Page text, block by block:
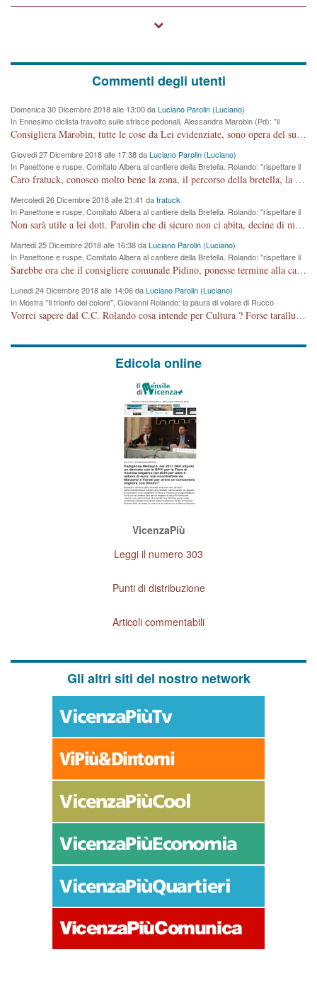
Commenti degli utenti
Domenica 30 Dicembre 2018 alle 13:00 daLuciano Parolin (Luciano)
In Ennesimo ciclista travolto sulle strisce pedonali, Alessandra Marobin (Pd): "il
Comune si svegli"
Consigliera Marobin, tutte le cose da Lei evidenziate, sono opera del suo ex Assessore e compagno di Partito Antonio Marco Dalla Pozza Assessore alla "progettazione" di piste ciclabili e altre porcherie. A lui manderei il conto da saldare per incidenti e danni alle persone. E' ora che "finiamola." Avete perso rassegnatevi. qui IL SINDACO RUCCO NON C'ENTRA PER NIENTE. CAPITO!!!!!!!! Amen.
Giovedi 27 Dicembre 2018 alle 17:38 daLuciano Parolin (Luciano)
In Panettone e ruspe, Comitato Albera al cantiere della Bretella. Rolando: "rispettare il
cronoprogramma"
Caro fratuck, conosco molto bene la zona, il percorso della bretella, la situazione dei cittadini, abito in Viale Trento. A partire dal 2003 ho partecipato al Comitato di Maddalene pro bretella, e a riunioni propositive per apportare modifiche al progetto. Numerose mie foto del territorio sono arrivate a Roma, altri miei interventi (non graditi dalla Sx) sono stati pubblicati dal GdV, assieme ad altri come Ciro Asproso, ora favorevole alla bretella. Ho partecipato alla raccolta firme per la chiusura della strada x 5 giorni eseguita dal Sindaco Hullwech per sforamento 180 Micro/g. Pertanto come impegno per la tematica sono apposto con la coscienza. Ora il Progetto è partito, fine! Voglio dire che la nuova Giunta "comunale" non c'entra più. L'opera sarà "malauguratamente" eseguita, ma non con il mio placet. Il Consigliere Comunale dovrebbe capire che la campagna elettorale è finita, con buona pace di tutti. Quello che invece dovrebbe interessare è la proprietà della strada, dall'uscita autostradale Ovest, sino alla Rotatoria dell'Albara, vi sono tre possessori: Autostrade SpA; La Provincia, il Comune. Come la mettiamo per il futuro ? I costi, da 50 sono saliti a 100 milioni di € come dire 20 milioni a KM (!) da non credere. Comunque si farà. Ma nessuno canti Vittoria, anzi meglio non farne un ulteriore fatto "partitico" per questioni elettorali o di seggio. Se mi manda la sua mail, sono disponibile ad inviare i documenti e le foto sopra descritte. Con ossequi, Luciano Parolin
Mercoledi 26 Dicembre 2018 alle 21:41 dafratuck
In Panettone e ruspe, Comitato Albera al cantiere della Bretella. Rolando: "rispettare il
cronoprogramma"
Non sarà utile a lei dott. Parolin che di sicuro non ci abita, decine di migliaia di TIR, automobili e padroncini che passano quotidianamente per una strada appena rotabile, non è più possibile stendere i panni, attraversare la strada senza rischiare la morte, le case stanno crepando, i tempi sono cambiati e la bretella non passerà assolutamente per maddalene (ma cosa sta a dire?!), dia invece responsabilità a chi ha costruito tagliando la strada che doveva invece terminare a isola vicentina e non al moracchino lasciando Motta di Costabissara ancora in panne di traffico. I tempi sono cambiati dottore e se l'anagrafe della vita stagna nell'essere umano impressioni conservatrici, la società non le considera perchè va avanti, si industrializza e ha bisogno di infrastrutture e di sviluppo. Ultima considerazione, se è geloso di Rolando perchè vede in lui solo campagne politiche mentre si difendono i SOLI diritti dei cittadini, la preghiamo faccia considerazioni più appropriate. Saluti e complimenti per i suoi scritti.
Martedi 25 Dicembre 2018 alle 16:38 daLuciano Parolin (Luciano)
In Panettone e ruspe, Comitato Albera al cantiere della Bretella. Rolando: "rispettare il
cronoprogramma"
Sarebbe ora che il consigliere comunale Pidino, ponesse termine alla campagna elettorale nel territorio del suo seggio Villaggio del Sole. La tiraca è iniziata, distruggerà 6 km di prateria ovest della città, ricca di fonti e sorgenti d'acqua. I cittadini di Maddalene non avranno più Pace la notte. Molta colpa per la costruzione di questa Strada è proprio del signor Rolando,dei suoi gazebo mobili e che vuol far passare questa opera VANDALICA come progetto "utile" a chi ? Non è cosa seria sig. Rolando!
Lunedi 24 Dicembre 2018 alle 14:06 daLuciano Parolin (Luciano)
In Mostra "Il trionfo del colore", Giovanni Rolando: la paura di volare di Rucco
Vorrei sapere dal C.C. Rolando cosa intende per Cultura ? Forse tarallucci, vino e sagre, o spaghetti tricolori del PD ? Il continuo (s)parlare della mostra a Palazzo Chiericati caro consigliere DANNEGGIA FORTEMENTE l'immagine della città TUTTA e fa deviare i consensi che in RUSSIA (badi bene ex U.R.S.S.) sono ECCELLENTI. A livello artistico l'evento è di alta Valenza culturale, COMPITO di Tutta la Cittadinanza fare il possibile per propagandare l'iniziativa senza farne UN CASO PARTITICO come fa Lei da sempre. Meno Gazebo + Partecipazione! E così sia. Amen.
Edicola online
VicenzaPiù
Leggi il numero 303
Punti di distribuzione
Articoli commentabili
Gli altri siti del nostro network